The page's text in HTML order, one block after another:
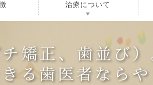
治療について
矯正、歯並び）
る歯医者ならや